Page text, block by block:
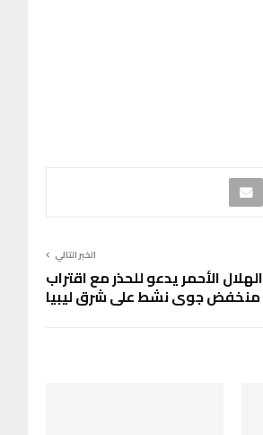
الخبر التالي
الهلال الأحمر يدعو للحذر مع اقتراب
منخفض جوي نشط على شرق ليبيا